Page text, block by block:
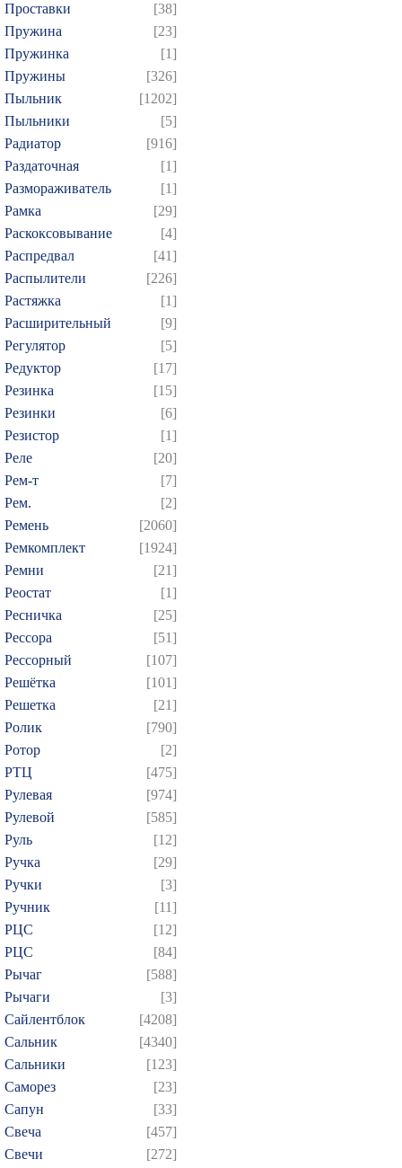
Проставки
[38]
Пружина
[23]
Пружинка
[1]
Пружины
[326]
Пыльник
[1202]
Пыльники
[5]
Радиатор
[916]
Раздаточная
[1]
Размораживатель
[1]
Рамка
[29]
Раскоксовывание
[4]
Распредвал
[41]
Распылители
[226]
Растяжка
[1]
Расширительный
[9]
Регулятор
[5]
Редуктор
[17]
Резинка
[15]
Резинки
[6]
Резистор
[1]
Реле
[20]
Рем-т
[7]
Рем.
[2]
Ремень
[2060]
Ремкомплект
[1924]
Ремни
[21]
Реостат
[1]
Ресничка
[25]
Рессора
[51]
Рессорный
[107]
Решётка
[101]
Решетка
[21]
Ролик
[790]
Ротор
[2]
РТЦ
[475]
Рулевая
[974]
Рулевой
[585]
Руль
[12]
Ручка
[29]
Ручки
[3]
Ручник
[11]
РЦC
[12]
РЦС
[84]
Рычаг
[588]
Рычаги
[3]
Сайлентблок
[4208]
Сальник
[4340]
Сальники
[123]
Саморез
[23]
Сапун
[33]
Свеча
[457]
Свечи
[272]